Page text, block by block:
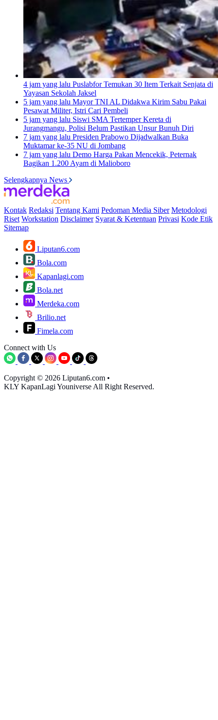
4 jam yang lalu Puslabfor Temukan 30 Item Terkait Senjata di
Yayasan Sekolah Jaksel
5 jam yang lalu Mayor TNI AL Didakwa Kirim Sabu Pakai
Pesawat Militer, Istri Cari Pembeli
5 jam yang lalu Siswi SMA Tertemper Kereta di
Jurangmangu, Polisi Belum Pastikan Unsur Bunuh Diri
7 jam yang lalu Presiden Prabowo Dijadwalkan Buka
Muktamar ke-35 NU di Jombang
7 jam yang lalu Demo Harga Pakan Mencekik, Peternak
Bagikan 1.200 Ayam di Malioboro
Selengkapnya News
Kontak Redaksi Tentang Kami Pedoman Media Siber Metodologi
Riset Workstation Disclaimer Syarat & Ketentuan Privasi Kode Etik
Sitemap
Liputan6.com
Bola.com
Kapanlagi.com
Bola.net
Merdeka.com
Brilio.net
Fimela.com
Connect with Us
Copyright © 2026 Liputan6.com •
KLY KapanLagi Youniverse All Right Reserved.